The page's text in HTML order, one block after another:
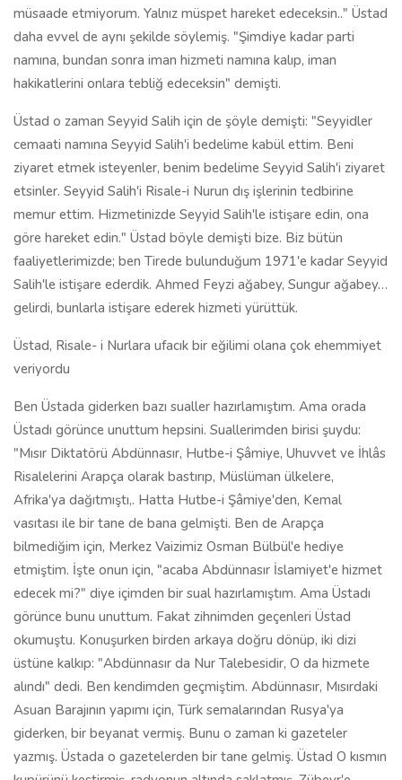
müsaade etmiyorum. Yalnız müspet hareket edeceksin.." Üstad
daha evvel de aynı şekilde söylemiş. "Şimdiye kadar parti
namına, bundan sonra iman hizmeti namına kalıp, iman
hakikatlerini onlara tebliğ edeceksin" demişti.
Üstad o zaman Seyyid Salih için de şöyle demişti: "Seyyidler
cemaati namına Seyyid Salih'i bedelime kabül ettim. Beni
ziyaret etmek isteyenler, benim bedelime Seyyid Salih'i ziyaret
etsinler. Seyyid Salih'i Risale-i Nurun dış işlerinin tedbirine
memur ettim. Hizmetinizde Seyyid Salih'le istişare edin, ona
göre hareket edin." Üstad böyle demişti bize. Biz bütün
faaliyetlerimizde; ben Tirede bulunduğum 1971'e kadar Seyyid
Salih'le istişare ederdik. Ahmed Feyzi ağabey, Sungur ağabey…
gelirdi, bunlarla istişare ederek hizmeti yürüttük.
Üstad, Risale- i Nurlara ufacık bir eğilimi olana çok ehemmiyet
veriyordu
Ben Üstada giderken bazı sualler hazırlamıştım. Ama orada
Üstadı görünce unuttum hepsini. Suallerimden birisi şuydu:
"Mısır Diktatörü Abdünnasır, Hutbe-i Şâmiye, Uhuvvet ve İhlâs
Risalelerini Arapça olarak bastırıp, Müslüman ülkelere,
Afrika'ya dağıtmıştı,. Hatta Hutbe-i Şâmiye'den, Kemal
vasıtası ile bir tane de bana gelmişti. Ben de Arapça
bilmediğim için, Merkez Vaizimiz Osman Bülbül'e hediye
etmiştim. İşte onun için, "acaba Abdünnasır İslamiyet'e hizmet
edecek mi?" diye içimden bir sual hazırlamıştım. Ama Üstadı
görünce bunu unuttum. Fakat zihnimden geçenleri Üstad
okumuştu. Konuşurken birden arkaya doğru dönüp, iki dizi
üstüne kalkıp: "Abdünnasır da Nur Talebesidir, O da hizmete
alındı" dedi. Ben kendimden geçmiştim. Abdünnasır, Mısırdaki
Asuan Barajının yapımı için, Türk semalarından Rusya'ya
giderken, bir beyanat vermiş. Bunu o zaman ki gazeteler
yazmış. Üstada o gazetelerden bir tane gelmiş. Üstad O kısmın